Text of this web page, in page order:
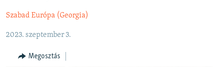
tartalomjegyzékre
ELEMZŐ
NER15
SZABADON
Szabad Európa (Georgia)
2023. szeptember 3.
Megosztás
Spotify